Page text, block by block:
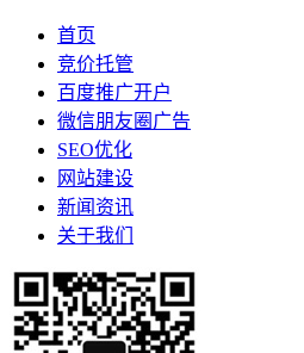
首页
竞价托管
百度推广开户
微信朋友圈广告
SEO优化
网站建设
新闻资讯
关于我们